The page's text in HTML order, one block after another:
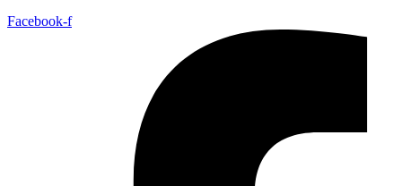
Facebook-f